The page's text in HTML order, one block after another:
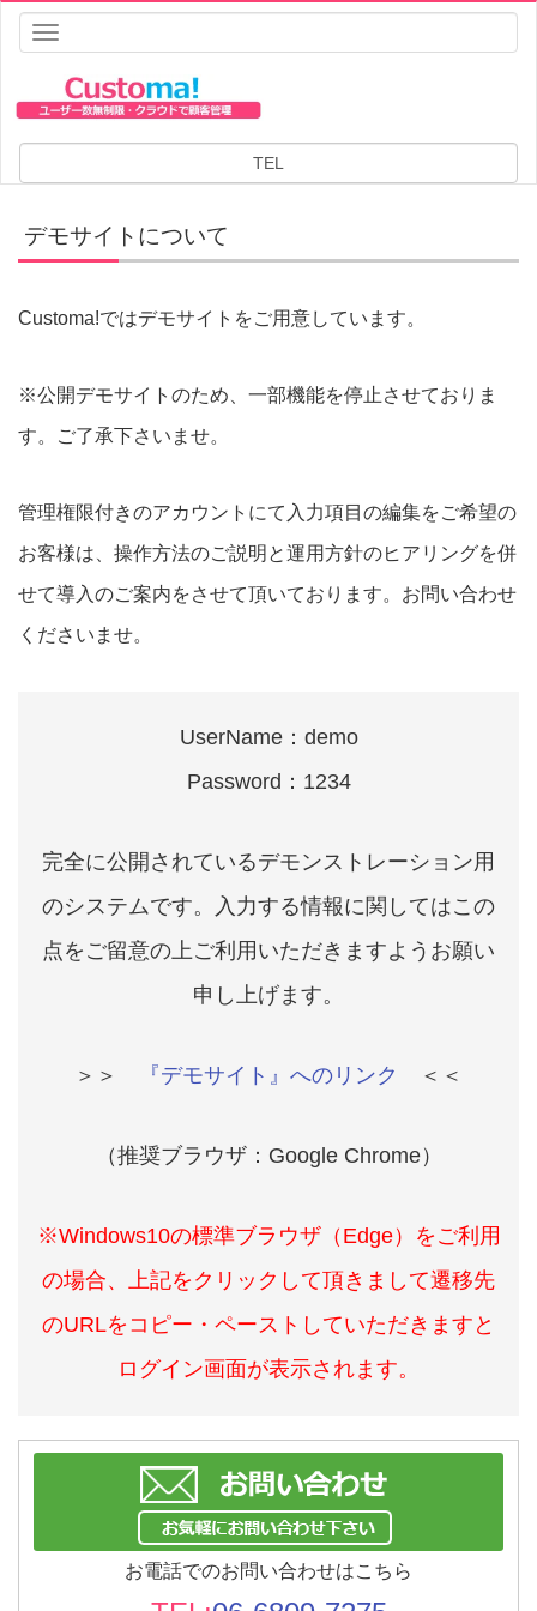
navigation
TEL
HOME デモサイトについて
デモサイトについて
デモサイトについて
Customa!ではデモサイトをご用意しています。
※公開デモサイトのため、一部機能を停止させておりま
す。ご了承下さいませ。
管理権限付きのアカウントにて入力項目の編集をご希望の
お客様は、操作方法のご説明と運用方針のヒアリングを併
せて導入のご案内をさせて頂いております。お問い合わせ
くださいませ。
UserName：demo
Password：1234
完全に公開されているデモンストレーション用
のシステムです。入力する情報に関してはこの
点をご留意の上ご利用いただきますようお願い
申し上げます。
＞＞ 『デモサイト』へのリンク ＜＜
（推奨ブラウザ：Google Chrome）
※Windows10の標準ブラウザ（Edge）をご利用
の場合、上記をクリックして頂きまして遷移先
のURLをコピー・ペーストしていただきますと
ログイン画面が表示されます。
お電話でのお問い合わせはこちら